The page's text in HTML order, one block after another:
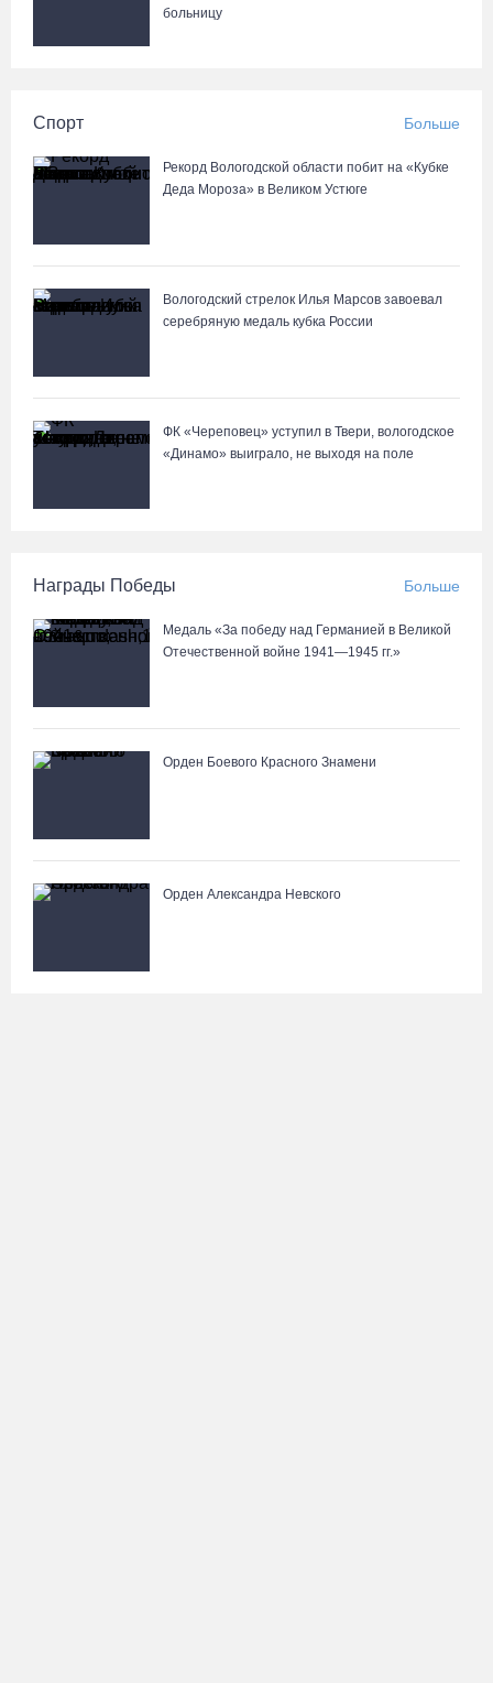
больницу
Спорт Больше
Рекорд Вологодской области побит на «Кубке
Деда Мороза» в Великом Устюге
Вологодский стрелок Илья Марсов завоевал
серебряную медаль кубка России
ФК «Череповец» уступил в Твери, вологодское
«Динамо» выиграло, не выходя на поле
Награды Победы Больше
Медаль «За победу над Германией в Великой
Отечественной войне 1941—1945 гг.»
Орден Боевого Красного Знамени
Орден Александра Невского